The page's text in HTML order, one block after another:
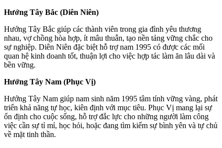
Hướng Tây Bắc (Diên Niên)
Hướng Tây Bắc giúp các thành viên trong gia đình yêu thương
nhau, vợ chồng hòa hợp, ít mâu thuẫn, tạo nền tảng vững chắc cho
sự nghiệp. Diên Niên đặc biệt hỗ trợ nam 1995 có được các mối
quan hệ kinh doanh tốt, thuận lợi cho việc hợp tác làm ăn lâu dài và
bền vững.
Hướng Tây Nam (Phục Vị)
Hướng Tây Nam giúp nam sinh năm 1995 tâm tính vững vàng, phát
triển khả năng tự học, kiên định với mục tiêu. Phục Vị mang lại sự
ổn định cho cuộc sống, hỗ trợ đắc lực cho những người làm công
việc cần sự tỉ mỉ, học hỏi, hoặc đang tìm kiếm sự bình yên và tự chủ
về mặt tinh thần.